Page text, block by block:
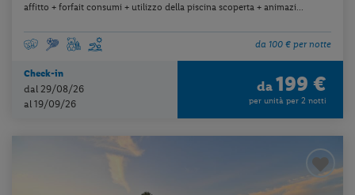
affitto + forfait consumi + utilizzo della piscina scoperta + animazi...
da 100 € per notte
Check-in
dal 29/08/26
al 19/09/26
da 199 €
per unità per 2 notti